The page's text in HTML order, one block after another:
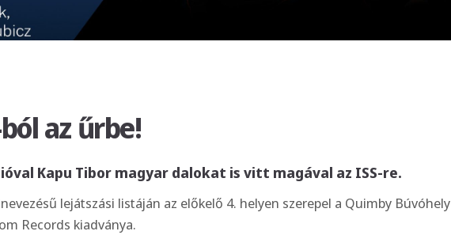
az űrbe!
Kapu Tibor magyar dalokat is vitt magával az ISS-re.
lejátszási listáján az előkelő 4. helyen szerepel a Quimby Búvóhely
Records kiadványa.